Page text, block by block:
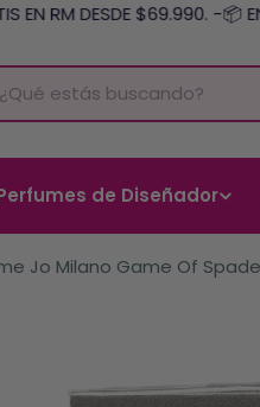
RM DESDE $69.990. -📦
de Diseñador
Jo Milano Game Of